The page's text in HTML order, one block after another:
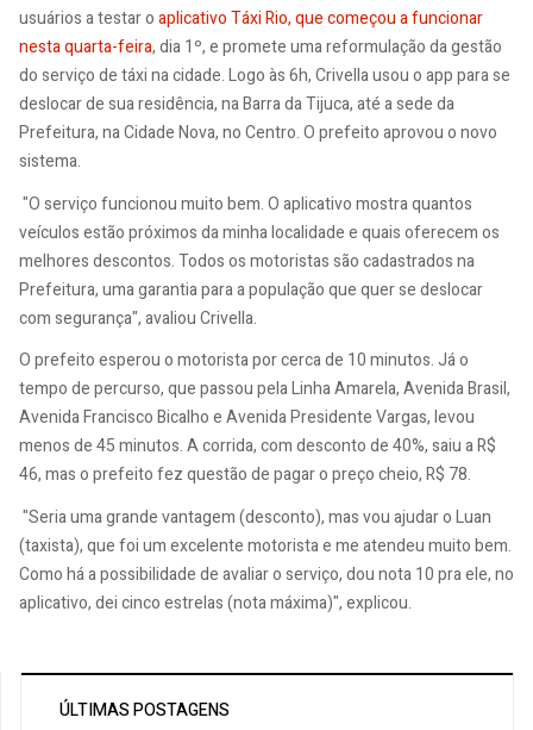
usuários a testar oaplicativo Táxi Rio, que começou a funcionar
nesta quarta-feira, dia 1º, e promete uma reformulação da gestão
do serviço de táxi na cidade. Logo às 6h, Crivella usou o app para se
deslocar de sua residência, na Barra da Tijuca, até a sede da
Prefeitura, na Cidade Nova, no Centro. O prefeito aprovou o novo
sistema.
"O serviço funcionou muito bem. O aplicativo mostra quantos
veículos estão próximos da minha localidade e quais oferecem os
melhores descontos. Todos os motoristas são cadastrados na
Prefeitura, uma garantia para a população que quer se deslocar
com segurança", avaliou Crivella.
O prefeito esperou o motorista por cerca de 10 minutos. Já o
tempo de percurso, que passou pela Linha Amarela, Avenida Brasil,
Avenida Francisco Bicalho e Avenida Presidente Vargas, levou
menos de 45 minutos. A corrida, com desconto de 40%, saiu a R$
46, mas o prefeito fez questão de pagar o preço cheio, R$ 78.
"Seria uma grande vantagem (desconto), mas vou ajudar o Luan
(taxista), que foi um excelente motorista e me atendeu muito bem.
Como há a possibilidade de avaliar o serviço, dou nota 10 pra ele, no
aplicativo, dei cinco estrelas (nota máxima)", explicou.
ÚLTIMAS POSTAGENS